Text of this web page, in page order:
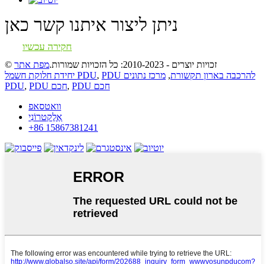
ניתן ליצור איתנו קשר כאן
חקירה עכשיו
© זכויות יוצרים - 2010-2023: כל הזכויות שמורות.
מפת אתר
יחידת חלוקת חשמל PDU, PDU להרכבה בארון תקשורת, מרכז נתונים
PDU, PDU חכם,
PDU חכם
וואטסאפ
אֶלֶקטרוֹנִי
+86 15867381241